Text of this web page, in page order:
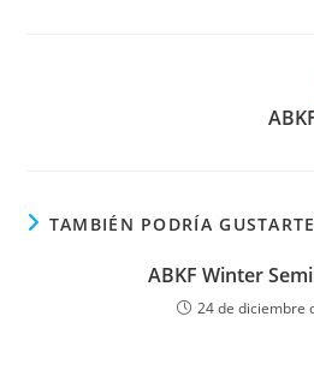
TAMBIÉN PODRÍA GUSTARTE
ABKF Winter
24 de diciembre